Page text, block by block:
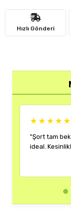
Hızlı Gönderi
gibi! Kumaşı çok
ederim."